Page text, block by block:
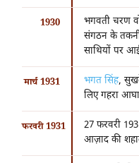
1930
भगवती चरण
संगठन के
साथियों पर
मार्च 1931 भगत सिंह,
लिए गहरा
फरवरी 1931
27 फरवरी
आज़ाद की